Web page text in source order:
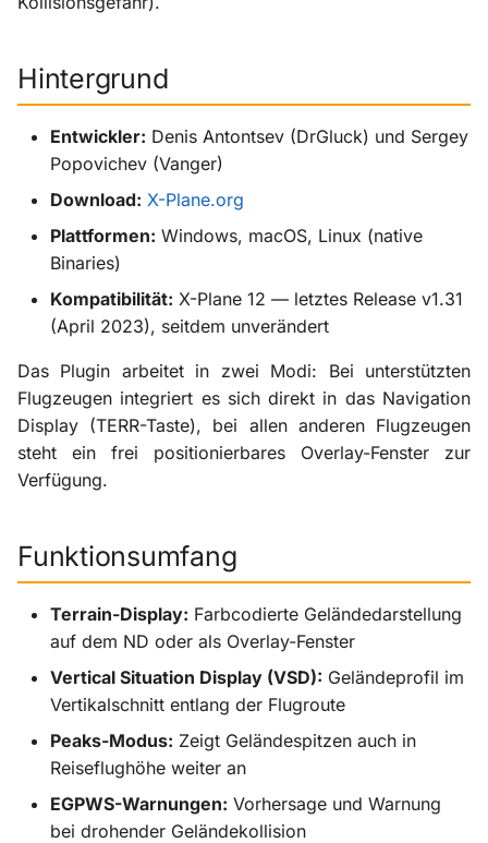
i
r
t
Hintergrund
Entwickler: Denis Antontsev (DrGluck) und Sergey
Popovichev (Vanger)
Download: X-Plane.org
Plattformen: Windows, macOS, Linux (native
Binaries)
Kompatibilität: X-Plane 12 — letztes Release v1.31
(April 2023), seitdem unverändert
Das Plugin arbeitet in zwei Modi: Bei unterstützten
Flugzeugen integriert es sich direkt in das Navigation
Display (TERR-Taste), bei allen anderen Flugzeugen
steht ein frei positionierbares Overlay-Fenster zur
Verfügung.
Funktionsumfang
Terrain-Display: Farbcodierte Geländedarstellung
auf dem ND oder als Overlay-Fenster
Vertical Situation Display (VSD): Geländeprofil im
Vertikalschnitt entlang der Flugroute
Peaks-Modus: Zeigt Geländespitzen auch in
Reiseflughöhe weiter an
EGPWS-Warnungen: Vorhersage und Warnung
bei drohender Geländekollision